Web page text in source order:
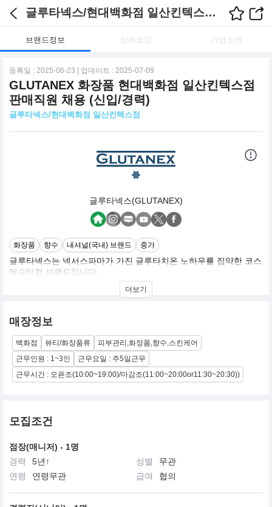
글루타넥스/현대백화점 일산킨텍스점 채용정보
브랜드정보 상세요강 기업소개
등록일 : 2025-06-23 | 업데이트 : 2025-07-09
GLUTANEX 화장품 현대백화점 일산킨텍스점
판매직원 채용 (신입/경력)
글루타넥스/현대백화점 일산킨텍스점
글루타넥스(GLUTANEX)
화장품 향수 내셔널(국내) 브랜드 중가
글루타넥스는 넥서스파마가 가진 글루타치온 노하우를 집약한 코스
메슈티컬 브랜드입니다.
모든 제품은 피부에 가장 최적화된 제형의 글루타치온이 피부 톤을
환하게 밝히고 끈적임 없이 수분을 공급합니다.
확실하고 즉각적인 효과로 전 세계에서 주목받고 있는 글루타넥스
가 2024년 4월 한국에도 런칭하였습니다.
더보기
매장정보
백화점 뷰티/화장품류
피부관리,화장품,향수,스킨케어
근무인원 : 1~3인
근무요일 : 주5일근무
근무시간 : 오픈조(10:00~19:00)/마감조(11:00~20:00or11:30~20:30))
모집조건
점장(매니저) - 1명
경력
5년↑ 성별
무관
연령
연령무관 급여 협의